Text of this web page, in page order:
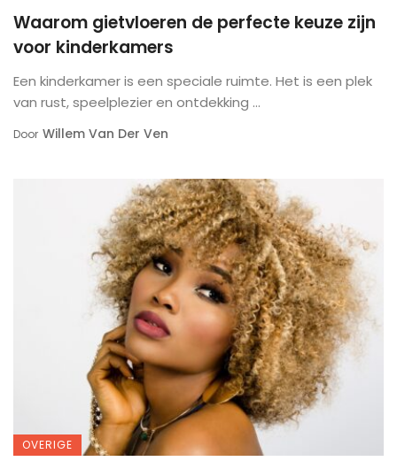
Waarom gietvloeren de perfecte keuze zijn
voor kinderkamers
Een kinderkamer is een speciale ruimte. Het is een plek
van rust, speelplezier en ontdekking ...
Door Willem Van Der Ven
OVERIGE